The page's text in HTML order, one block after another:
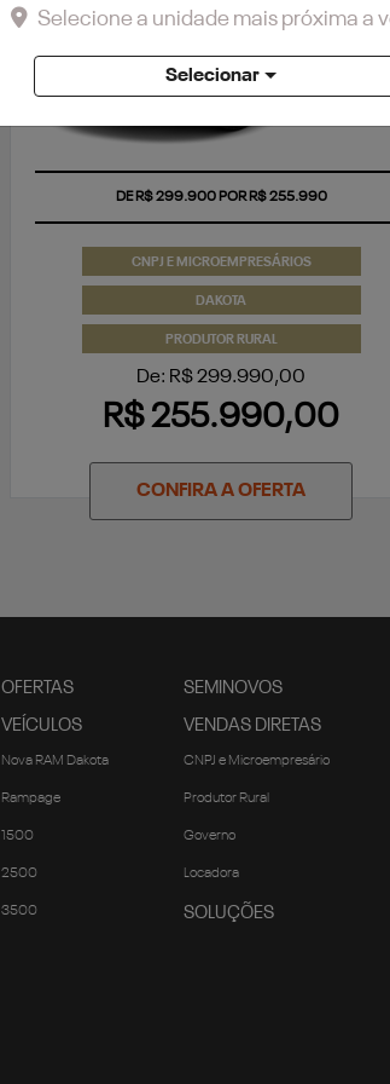
DE R$ 299.900 POR R$ 255.990
CNPJ E MICROEMPRESÁRIOS
DAKOTA
PRODUTOR RURAL
De: R$ 299.990,00
R$ 255.990,00
CONFIRA A OFERTA
OFERTAS
VEÍCULOS
Nova RAM Dakota
Rampage
1500
2500
3500
SEMINOVOS
VENDAS DIRETAS
CNPJ e Microempresário
Produtor Rural
Governo
Locadora
SOLUÇÕES
Selecione a unidade mais próxima a
Selecionar